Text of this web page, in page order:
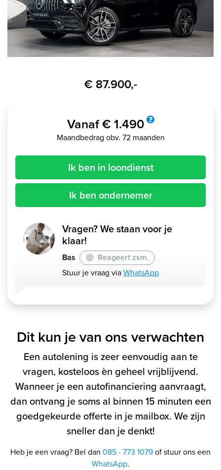
€ 87.900,-
Vanaf € 1.490
Maandbedrag obv. 72 maanden
Ik ben in loondienst
Ik ben ondernemer
Vragen? We staan voor je
klaar!
Bas
Reageert zsm.
Stuur je vraag viaWhatsApp
Dit kun je van ons verwachten
Een autolening is zeer eenvoudig aan te
vragen, kosteloos èn geheel vrijblijvend.
Wanneer je een autofinanciering aanvraagt,
dan ontvang je soms al binnen 15 minuten een
goedgekeurde offerte in je mailbox. We zijn
sneller dan je denkt!
Heb je een vraag? Bel dan 085 - 773 1079of stuur ons een
WhatsApp.